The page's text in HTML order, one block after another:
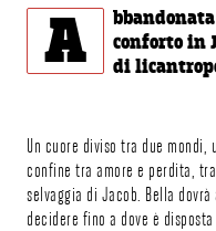
A
conforto in
di
Un cuore diviso tra due mondi,
confine tra amore e perdita,
selvaggia di Jacob. Bella
decidere fino a dove è